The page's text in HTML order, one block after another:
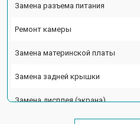
Замена разъема питания
Ремонт камеры
Замена материнской платы
Замена задней крышки
Замена дисплея (экрана)